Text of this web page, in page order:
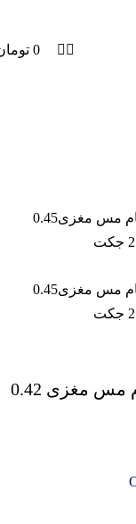
0
کابل شبکه Cat6 SFTP Outdoor تمام مس مغزی 0.42